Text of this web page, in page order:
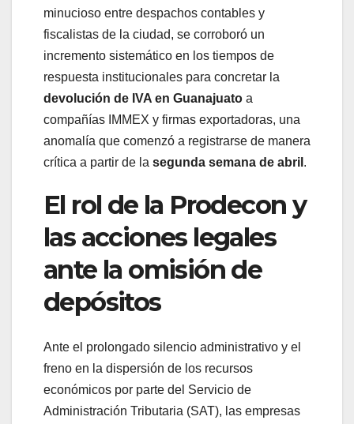
minucioso entre despachos contables y
fiscalistas de la ciudad, se corroboró un
incremento sistemático en los tiempos de
respuesta institucionales para concretar la
devolución de IVA en Guanajuato a
compañías IMMEX y firmas exportadoras, una
anomalía que comenzó a registrarse de manera
crítica a partir de la segunda semana de abril .
El rol de la Prodecon y
las acciones legales
ante la omisión de
depósitos
Ante el prolongado silencio administrativo y el
freno en la dispersión de los recursos
económicos por parte del Servicio de
Administración Tributaria (SAT), las empresas